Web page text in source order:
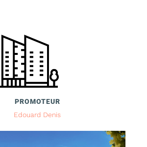
PROMOTEUR
Edouard Denis